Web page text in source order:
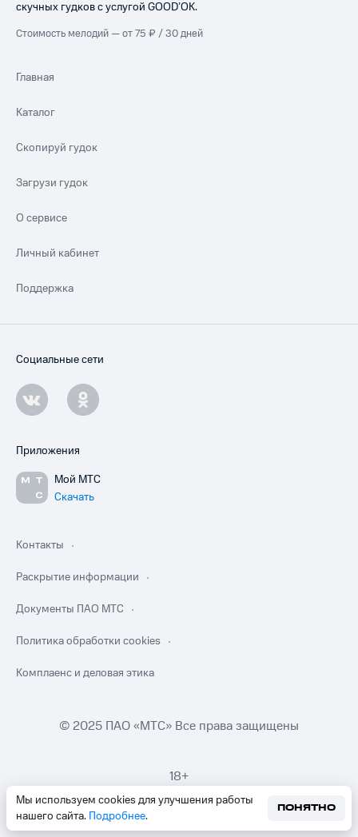
Мы используем cookies для улучшения работы
нашего сайта. Подробнее.
ПОНЯТНО
скучных гудков с услугой GOOD’OK.
Стоимость мелодий — от 75 ₽ / 30 дней
Главная
Каталог
Скопируй гудок
Загрузи гудок
О сервисе
Личный кабинет
Поддержка
Социальные сети
Приложения
Мой МТС
Скачать
Контакты
Раскрытие информации
Документы ПАО МТС
Политика обработки cookies
Комплаенс и деловая этика
© 2025 ПАО «МТС» Все права защищены
18+